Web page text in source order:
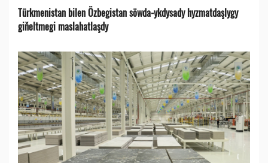
Türkmenistan bilen Özbegistan söwda-ykdysady hyzmatdaşlygy
giňeltmegi maslahatlaşdy